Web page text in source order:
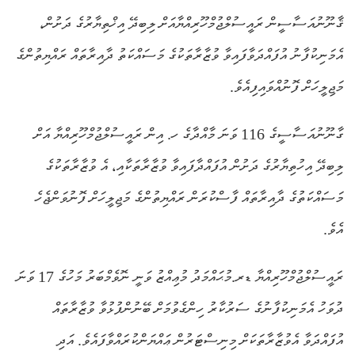
ޤާނޫނުއަސާސީން ރައީސުލްޖުމްހޫރިއްޔާއަށް ލިބިދޭ އިޚްތިޔާރުގެ ދަށުން،
އެމަނިކުފާނު އުފައްދަވާފައިވާ ވުޒާރާތަކުގެ މަސައްކަތު ދާއިރާތައް ރައްޔިތުންގެ
މަޖިލީހަށް ފޮނުއްވައިފިއެވެ.
ގާނޫނުއަސާސީގެ 116 ވަނަ މާއްދާގެ ހ. އިން ރައީސުލްޖުމްހޫރިއްޔާ އަށް
ލިބިދޭ އިހުތިޔާރުގެ ދަށުން އުފައްދާފައިވާ ވުޒާރާތަކާއި، އެ ވުޒާރާތަކުގެ
މަސައްކަތުގެ ދާއިރާތައް ފާސްކުރަން ރައްޔިތުންގެ މަޖިލީހަށް ފޮނުވަންޖެހެ
އެވެ.
ރައީސުލްޖުމްހޫރިއްޔާ ޑރ.މުޙައްމަދު މުޢިއްޒު ވަނީ ނޮވެމްބަރު މަހުގެ 17 ވަނަ
ދުވަހު އެމަނިކުފާނުގެ ސަރުކާރު ހިންގެވުމަށް ބޭނުންފުޅުވާ ވުޒާރާތައް
އުފައްދަވާ އެވުޒާރާތަކަށް މިނިސްޓަރުން ޢައްޔަންކުރައްވާފައެވެ. އަދި